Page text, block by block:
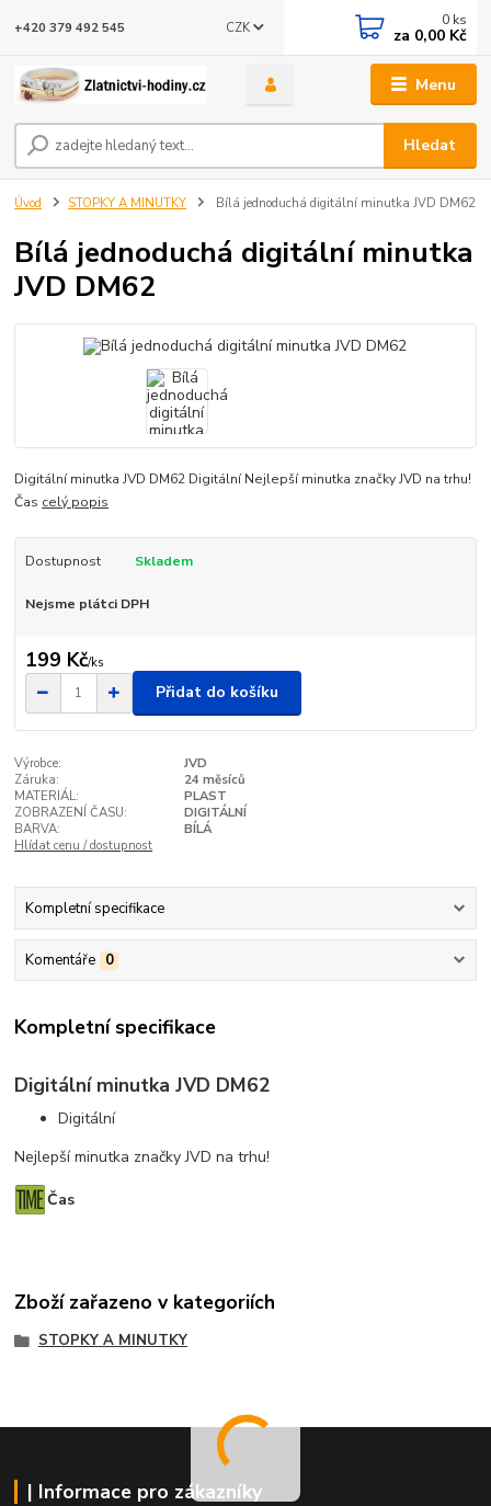
Menu
CZK
Hledat
+420 379 492 545 0 ks
za 0,00 Kč
Úvod STOPKY A MINUTKY Bílá jednoduchá digitální minutka JVD DM62
Bílá jednoduchá digitální minutka
JVD DM62
Digitální minutka JVD DM62 Digitální Nejlepší minutka značky JVD na trhu!
Čas celý popis
Dostupnost Skladem
Nejsme plátci DPH
199 Kč/ks
Přidat do košíku
Výrobce:
JVD
Záruka:
24 měsíců
MATERIÁL:
PLAST
ZOBRAZENÍ ČASU:
DIGITÁLNÍ
BARVA:
BÍLÁ
Hlídat cenu / dostupnost
Kompletní specifikace
Komentáře 0
Kompletní specifikace
Digitální minutka JVD DM62
Digitální
Nejlepší minutka značky JVD na trhu!
Čas
Zboží zařazeno v kategoriích
STOPKY A MINUTKY
| Informace pro zákazníky